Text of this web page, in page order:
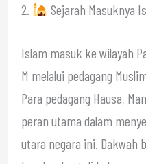
2. Sejarah Masuknya
Islam masuk ke wilayah
M melalui pedagang
Para pedagang Hausa,
peran utama dalam
utara negara ini. Dakwah